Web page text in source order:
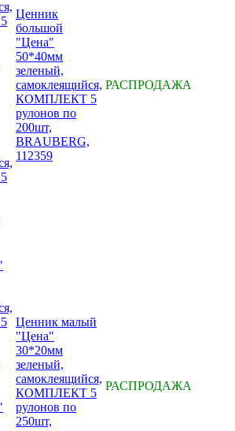
Ценник
большой
"Цена"
50*40мм
зеленый,
самоклеящийся,
КОМПЛЕКТ 5
рулонов по
200шт,
BRAUBERG,
112359
РАСПРОДАЖА
Ценник малый
"Цена"
30*20мм
зеленый,
самоклеящийся,
КОМПЛЕКТ 5
рулонов по
250шт,
РАСПРОДАЖА